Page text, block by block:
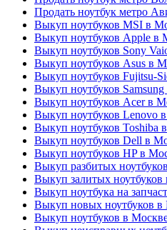
Продать ноутбук метро
Выкуп ноутбуков MSI в
Выкуп ноутбуков Apple в
Выкуп ноутбуков Sony
Выкуп ноутбуков Asus в
Выкуп ноутбуков Fujitsu-
Выкуп ноутбуков
Выкуп ноутбуков Acer в
Выкуп ноутбуков Lenovo
Выкуп ноутбуков Toshiba
Выкуп ноутбуков Dell в
Выкуп ноутбуков HP в
Выкуп разбитых
Выкуп залитых ноутбуков
Выкуп ноутбука на
Выкуп новых ноутбуков в
Выкуп ноутбуков в